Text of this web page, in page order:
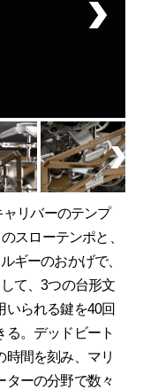
リバーのテンプ
スローテンポと、
ギーのおかげで、
て、3つの台形文
いられる鍵を40回
る。デッドビート
時間を刻み、マリ
ターの分野で数々